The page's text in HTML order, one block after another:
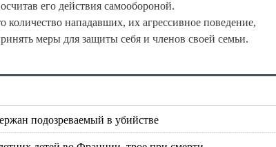
его действия самообороной.
количество нападавших, их агрессивное поведение,
меры для защиты себя и членов своей семьи.
подозреваемый в убийстве